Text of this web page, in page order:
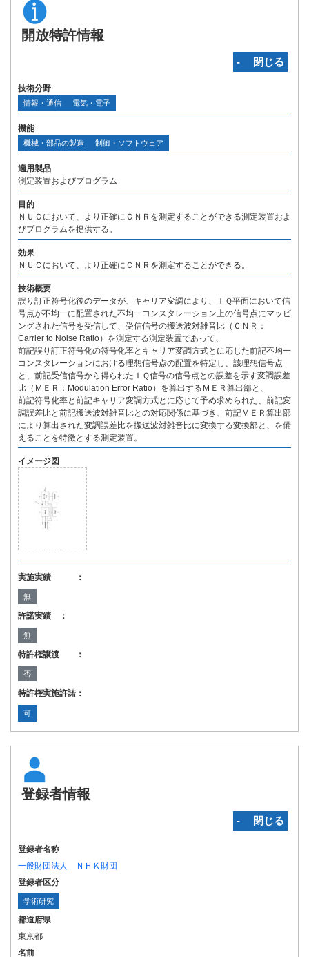
開放特許情報
‐ 閉じる
技術分野
情報・通信 電気・電子
機能
機械・部品の製造 制御・ソフトウェア
適用製品
測定装置およびプログラム
目的
ＮＵＣにおいて、より正確にＣＮＲを測定することができる測定装置およ
びプログラムを提供する。
効果
ＮＵＣにおいて、より正確にＣＮＲを測定することができる。
技術概要
誤り訂正符号化後のデータが、キャリア変調により、ＩＱ平面において信
号点が不均一に配置された不均一コンスタレーション上の信号点にマッピ
ングされた信号を受信して、受信信号の搬送波対雑音比（ＣＮＲ：
Carrier to Noise Ratio）を測定する測定装置であって、
前記誤り訂正符号化の符号化率とキャリア変調方式とに応じた前記不均一
コンスタレーションにおける理想信号点の配置を特定し、該理想信号点
と、前記受信信号から得られたＩＱ信号の信号点との誤差を示す変調誤差
比（ＭＥＲ：Modulation Error Ratio）を算出するＭＥＲ算出部と、
前記符号化率と前記キャリア変調方式とに応じて予め求められた、前記変
調誤差比と前記搬送波対雑音比との対応関係に基づき、前記ＭＥＲ算出部
により算出された変調誤差比を搬送波対雑音比に変換する変換部と、を備
えることを特徴とする測定装置。
イメージ図
実施実績 ：
無
許諾実績 ：
無
特許権譲渡 ：
否
特許権実施許諾：
可
登録者情報
‐ 閉じる
登録者名称
一般財団法人 ＮＨＫ財団
登録者区分
学術研究
都道府県
東京都
名前